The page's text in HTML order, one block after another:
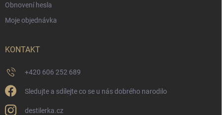
Obnovení hesla
Moje objednávka
KONTAKT
+420 606 252 689
Sledujte a sdílejte co se u nás dobrého narodilo
destilerka.cz